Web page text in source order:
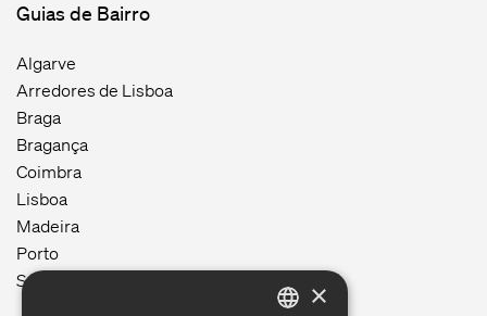
Guias de Bairro
Algarve
Arredores de Lisboa
Braga
Bragança
Coimbra
Lisboa
Madeira
Porto
Setúbal
×